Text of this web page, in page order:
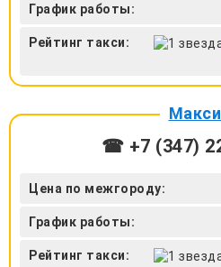
График работы:
Рейтинг такси:
☎ +7 (347)
Цена по межгороду:
График работы:
Рейтинг такси: